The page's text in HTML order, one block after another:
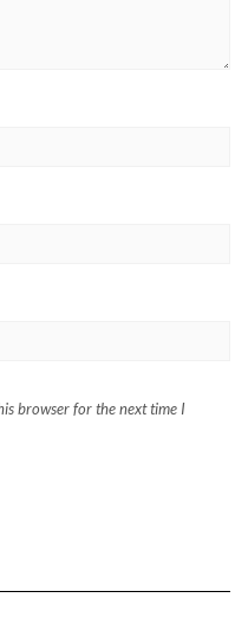
browser for the next time I